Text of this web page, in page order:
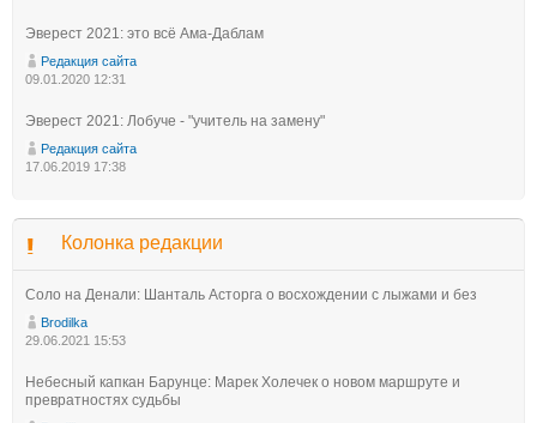
Эверест 2021: это всё Ама-Даблам
Редакция сайта
09.01.2020 12:31
Эверест 2021: Лобуче - "учитель на замену"
Редакция сайта
17.06.2019 17:38
Колонка редакции
Соло на Денали: Шанталь Асторга о восхождении с лыжами и без
Brodilka
29.06.2021 15:53
Небесный капкан Барунце: Марек Холечек о новом маршруте и
превратностях судьбы